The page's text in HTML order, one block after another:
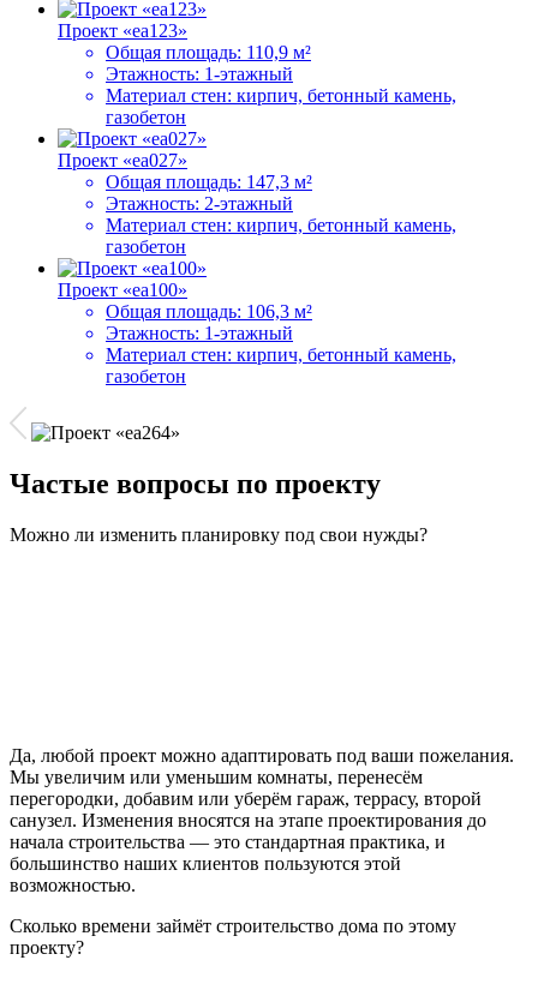
Проект «ea123»
Общая площадь: 110,9 м²
Этажность: 1-этажный
Материал стен: кирпич, бетонный камень,
газобетон
Проект «ea027»
Общая площадь: 147,3 м²
Этажность: 2-этажный
Материал стен: кирпич, бетонный камень,
газобетон
Проект «ea100»
Общая площадь: 106,3 м²
Этажность: 1-этажный
Материал стен: кирпич, бетонный камень,
газобетон
Частые вопросы по проекту
Можно ли изменить планировку под свои нужды?
Да, любой проект можно адаптировать под ваши пожелания.
Мы увеличим или уменьшим комнаты, перенесём
перегородки, добавим или уберём гараж, террасу, второй
санузел. Изменения вносятся на этапе проектирования до
начала строительства — это стандартная практика, и
большинство наших клиентов пользуются этой
возможностью.
Сколько времени займёт строительство дома по этому
проекту?